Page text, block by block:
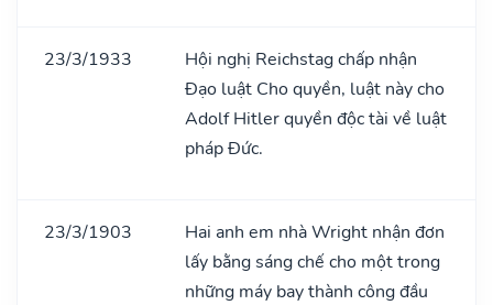
23/3/1933
Hội nghị Reichstag chấp nhận
Đạo luật Cho quyền, luật này cho
Adolf Hitler quyền độc tài về luật
pháp Đức.
23/3/1903
Hai anh em nhà Wright nhận đơn
lấy bằng sáng chế cho một trong
những máy bay thành công đầu